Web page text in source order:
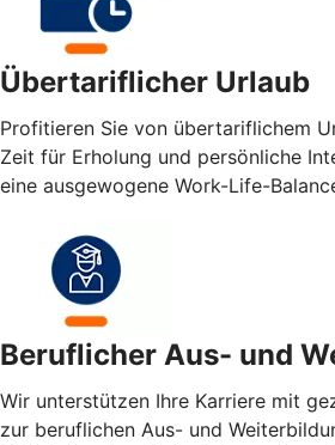
Übertariflicher Urlaub
Profitieren Sie von übertariflichem
Zeit für Erholung und persönliche
eine ausgewogene Work-Life-
Beruflicher Aus- und
Wir unterstützen Ihre Karriere mit
zur beruflichen Aus- und